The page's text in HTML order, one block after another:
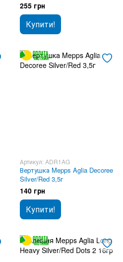
255 грн
Купити!
Артикул: ADR1AG
Вертушка Mepps Aglia Decoree
Silver/Red 3,5г
140 грн
Купити!